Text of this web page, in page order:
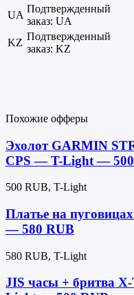
UA
Подтвержденный
заказ: UA
KZ
Подтвержденный
заказ: KZ
Похожие офферы
Эхолот GARMIN
CPS — T-Light —
500 RUB, T-Light
Платье на
— 580 RUB
580 RUB, T-Light
JIS часы + бритва